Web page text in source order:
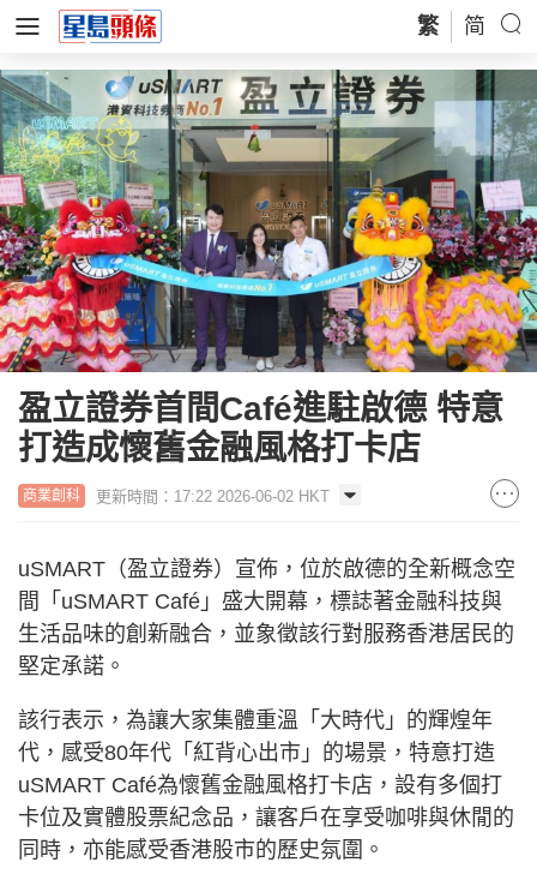
繁 简
盈立證券首間Café進駐啟德 特意
打造成懷舊金融風格打卡店
商業創科 更新時間：17:22 2026-06-02 HKT
uSMART（盈立證券）宣佈，位於啟德的全新概念空
間「uSMART Café」盛大開幕，標誌著金融科技與
生活品味的創新融合，並象徵該行對服務香港居民的
堅定承諾。
該行表示，為讓大家集體重溫「大時代」的輝煌年
代，感受80年代「紅背心出市」的場景，特意打造
uSMART Café為懷舊金融風格打卡店，設有多個打
卡位及實體股票紀念品，讓客戶在享受咖啡與休閒的
同時，亦能感受香港股市的歷史氛圍。